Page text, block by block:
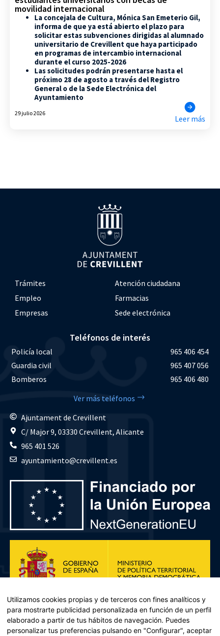
movilidad internacional
La concejala de Cultura, Mónica San Emeterio Gil,
informa de que ya está abierto el plazo para
solicitar estas subvenciones dirigidas al alumnado
universitario de Crevillent que haya participado
en programas de intercambio internacional
durante el curso 2025-2026
Las solicitudes podrán presentarse hasta el
próximo 28 de agosto a través del Registro
General o de la Sede Electrónica del
Ayuntamiento
29 julio 2026
Leer más
Trámites
Atención ciudadana
Empleo
Farmacias
Empresas
Sede electrónica
Teléfonos de interés
Policía local
965 406 454
Guardia civil
965 407 056
Bomberos
965 406 480
Ver más teléfonos
Ajuntament de Crevillent
C/ Major 9, 03330 Crevillent, Alicante
965 401 526
ayuntamiento@crevillent.es
Utilizamos cookies propias y de terceros con fines analíticos y
para mostrarte publicidad personalizada en función de un perfil
elaborado a partir de tus hábitos de navegación. Puedes
personalizar tus preferencias pulsando en "Configurar", aceptar